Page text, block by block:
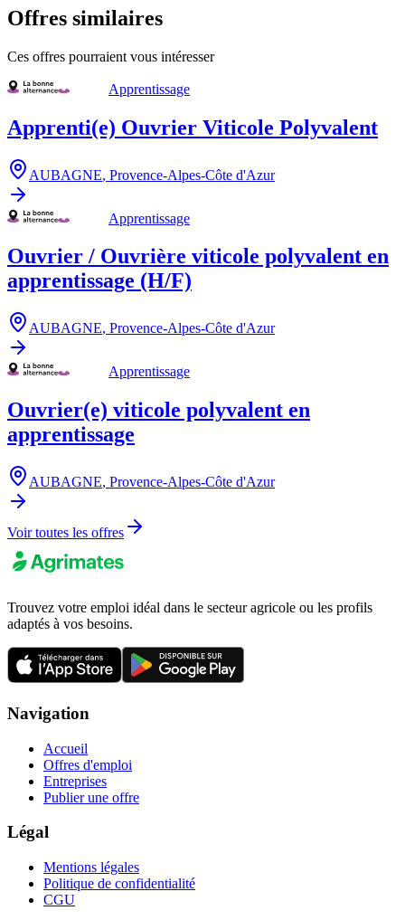
Offres similaires
Ces offres pourraient vous intéresser
Apprentissage
Apprenti(e) Ouvrier Viticole Polyvalent
AUBAGNE, Provence-Alpes-Côte d'Azur
Apprentissage
Ouvrier / Ouvrière viticole polyvalent en
apprentissage (H/F)
AUBAGNE, Provence-Alpes-Côte d'Azur
Apprentissage
Ouvrier(e) viticole polyvalent en
apprentissage
AUBAGNE, Provence-Alpes-Côte d'Azur
Voir toutes les offres
Trouvez votre emploi idéal dans le secteur agricole ou les profils
adaptés à vos besoins.
Navigation
Accueil
Offres d'emploi
Entreprises
Publier une offre
Légal
Mentions légales
Politique de confidentialité
CGU